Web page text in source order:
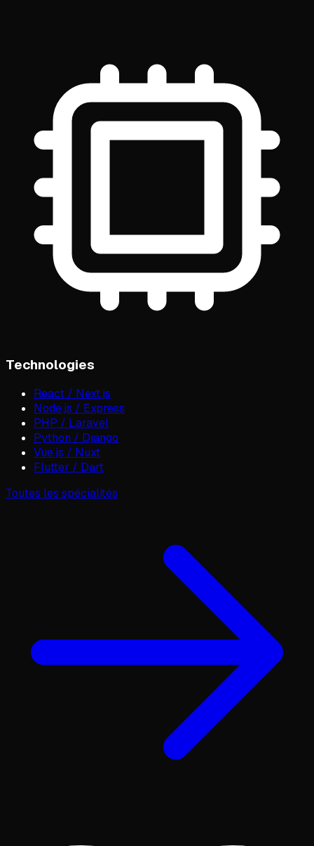
Technologies
React / Next.js
Node.js / Express
PHP / Laravel
Python / Django
Vue.js / Nuxt
Flutter / Dart
Toutes les spécialités